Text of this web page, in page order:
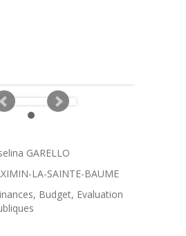
GARELLO
LA-SAINTE-BAUME
Budget, Evaluation